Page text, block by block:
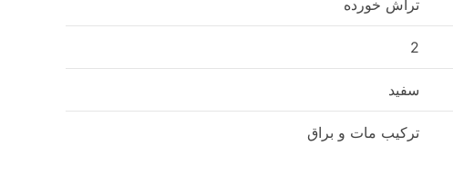
تراش خورده
2
سفید
ترکیب مات و براق